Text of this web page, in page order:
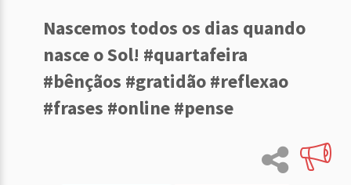
Nascemos todos os dias quando
nasce o Sol! #quartafeira
#bênçãos #gratidão #reflexao
#frases #online #pense